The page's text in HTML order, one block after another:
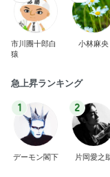
市川團十郎白
猿
小林麻央
急上昇ランキング
1
デーモン閣下
2
片岡愛之